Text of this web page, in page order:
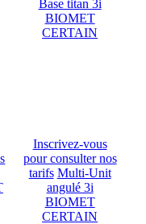
Base titan 3i
BIOMET
CERTAIN
Inscrivez-vous
pour consulter nos
tarifs Multi-Unit
angulé 3i
BIOMET
CERTAIN